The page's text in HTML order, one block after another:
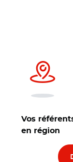
Vos
en région